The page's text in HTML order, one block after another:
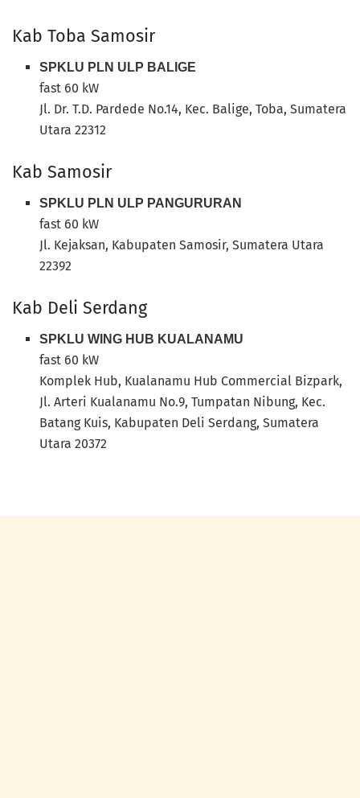
Kab Toba Samosir
SPKLU PLN ULP BALIGE
fast 60 kW
Jl. Dr. T.D. Pardede No.14, Kec. Balige, Toba, Sumatera
Utara 22312
Kab Samosir
SPKLU PLN ULP PANGURURAN
fast 60 kW
Jl. Kejaksan, Kabupaten Samosir, Sumatera Utara
22392
Kab Deli Serdang
SPKLU WING HUB KUALANAMU
fast 60 kW
Komplek Hub, Kualanamu Hub Commercial Bizpark,
Jl. Arteri Kualanamu No.9, Tumpatan Nibung, Kec.
Batang Kuis, Kabupaten Deli Serdang, Sumatera
Utara 20372